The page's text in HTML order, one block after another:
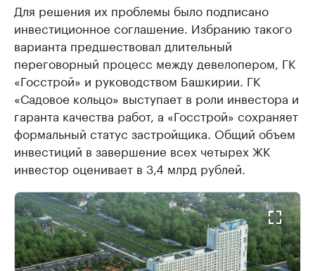
Для решения их проблемы было подписано
инвестиционное соглашение. Избранию такого
варианта предшествовал длительный
переговорный процесс между девелопером, ГК
«Госстрой» и руководством Башкирии. ГК
«Садовое кольцо» выступает в роли инвестора и
гаранта качества работ, а «Госстрой» сохраняет
формальный статус застройщика. Общий объем
инвестиций в завершение всех четырех ЖК
инвестор оценивает в 3,4 млрд рублей.